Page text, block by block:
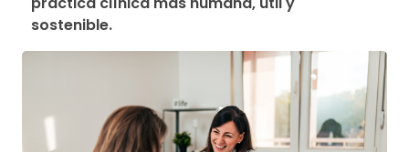
sostenible.